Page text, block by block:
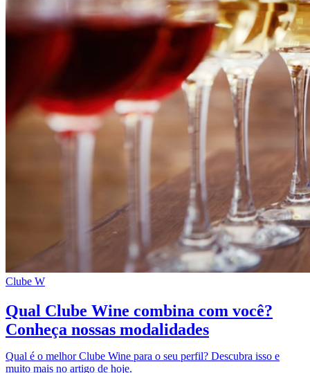
Clube W
Qual Clube Wine combina com você?
Conheça nossas modalidades
Qual é o melhor Clube Wine para o seu perfil? Descubra isso e
muito mais no artigo de hoje.